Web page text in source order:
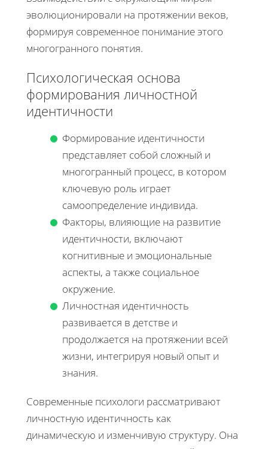
эволюционировали на протяжении веков,
формируя современное понимание этого
многогранного понятия.
Психологическая основа
формирования личностной
идентичности
Формирование идентичности
представляет собой сложный и
многогранный процесс, в котором
ключевую роль играет
самоопределение индивида.
Факторы, влияющие на развитие
идентичности, включают
когнитивные и эмоциональные
аспекты, а также социальное
окружение.
Личностная идентичность
развивается в детстве и
продолжается на протяжении всей
жизни, интегрируя новый опыт и
знания.
Современные психологи рассматривают
личностную идентичность как
динамическую и изменчивую структуру. Она